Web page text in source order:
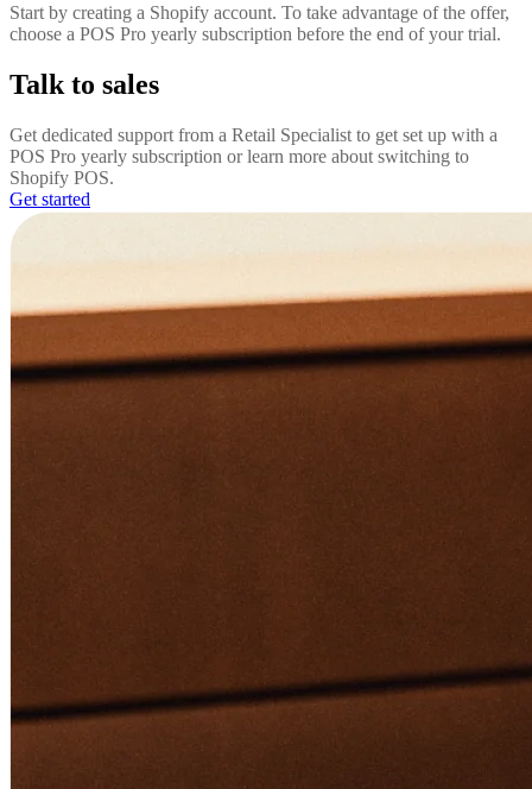
Start by creating a Shopify account. To take advantage of the offer,
choose a POS Pro yearly subscription before the end of your trial.
Talk to sales
Get dedicated support from a Retail Specialist to get set up with a
POS Pro yearly subscription or learn more about switching to
Shopify POS.
Get started